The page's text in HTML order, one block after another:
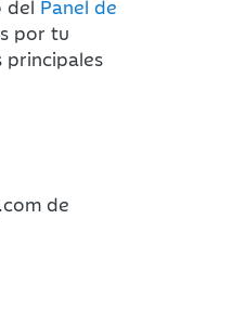
del Panel de
por tu
de